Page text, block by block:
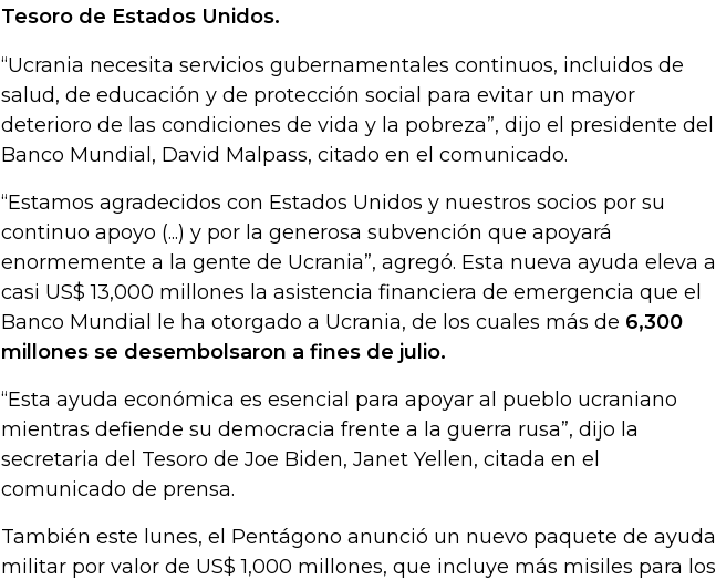
Tesoro de Estados Unidos.
“Ucrania necesita servicios gubernamentales continuos, incluidos de
salud, de educación y de protección social para evitar un mayor
deterioro de las condiciones de vida y la pobreza”, dijo el presidente del
Banco Mundial, David Malpass, citado en el comunicado.
“Estamos agradecidos con Estados Unidos y nuestros socios por su
continuo apoyo (...) y por la generosa subvención que apoyará
enormemente a la gente de Ucrania”, agregó. Esta nueva ayuda eleva a
casi US$ 13,000 millones la asistencia financiera de emergencia que el
Banco Mundial le ha otorgado a Ucrania, de los cuales más de 6,300
millones se desembolsaron a fines de julio.
“Esta ayuda económica es esencial para apoyar al pueblo ucraniano
mientras defiende su democracia frente a la guerra rusa”, dijo la
secretaria del Tesoro de Joe Biden, Janet Yellen, citada en el
comunicado de prensa.
También este lunes, el Pentágono anunció un nuevo paquete de ayuda
militar por valor de US$ 1,000 millones, que incluye más misiles para los